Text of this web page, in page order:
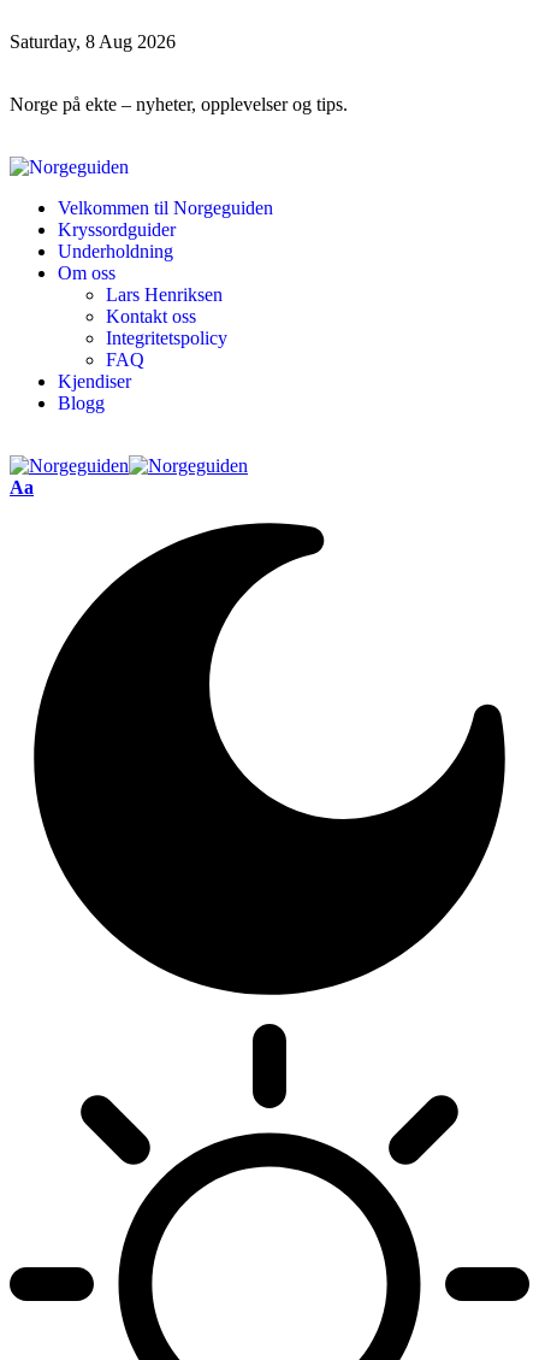
Saturday, 8 Aug 2026
Norge på ekte – nyheter, opplevelser og tips.
Velkommen til Norgeguiden
Kryssordguider
Underholdning
Om oss
Lars Henriksen
Kontakt oss
Integritetspolicy
FAQ
Kjendiser
Blogg
Aa